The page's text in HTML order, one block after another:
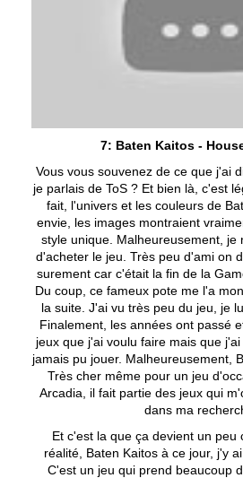
7: Baten Kaitos -
Vous vous souvenez de ce que j'ai
je parlais de ToS ? Et bien là, c'est
fait, l'univers et les couleurs de
envie, les images montraient
style unique. Malheureusement, je
d'acheter le jeu. Très peu d'ami on
surement car c'était la fin de la
Du coup, ce fameux pote me l'a
la suite. J'ai vu très peu du jeu, je
Finalement, les années ont passé
jeux que j'ai voulu faire mais que
jamais pu jouer. Malheureusement,
Très cher même pour un jeu
Arcadia, il fait partie des jeux qui
dans ma
Et c'est la que ça devient un peu
réalité, Baten Kaitos à ce jour, j'y
C'est un jeu qui prend beaucoup